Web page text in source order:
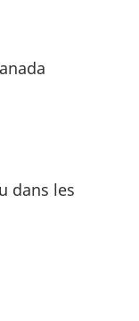
dans les